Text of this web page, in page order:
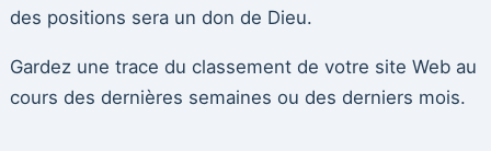
des positions sera un don de Dieu.
Gardez une trace du classement de votre site Web au
cours des dernières semaines ou des derniers mois.